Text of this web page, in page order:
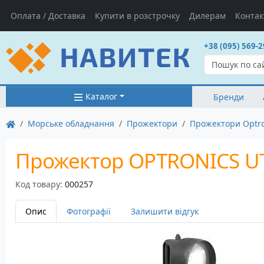
Оплата / Доставка Купити в розстрочку Дилерам
+38 (095) 569-
Каталог Бренди
Морське обладнання Прожектори Прожектори
Прожектор OPTRONICS
Код товару: 000257
Опис Фотографії Залишити відгук